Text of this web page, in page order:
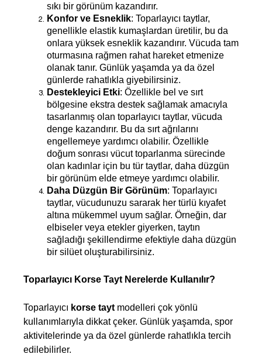
sıkı bir görünüm kazandırır.
Konfor ve Esneklik: Toparlayıcı taytlar,
genellikle elastik kumaşlardan üretilir, bu da
onlara yüksek esneklik kazandırır. Vücuda tam
oturmasına rağmen rahat hareket etmenize
olanak tanır. Günlük yaşamda ya da özel
günlerde rahatlıkla giyebilirsiniz.
Destekleyici Etki: Özellikle bel ve sırt
bölgesine ekstra destek sağlamak amacıyla
tasarlanmış olan toparlayıcı taytlar, vücuda
denge kazandırır. Bu da sırt ağrılarını
engellemeye yardımcı olabilir. Özellikle
doğum sonrası vücut toparlanma sürecinde
olan kadınlar için bu tür taytlar, daha düzgün
bir görünüm elde etmeye yardımcı olabilir.
Daha Düzgün Bir Görünüm: Toparlayıcı
taytlar, vücudunuzu sararak her türlü kıyafet
altına mükemmel uyum sağlar. Örneğin, dar
elbiseler veya etekler giyerken, taytın
sağladığı şekillendirme efektiyle daha düzgün
bir silüet oluşturabilirsiniz.
Toparlayıcı Korse Tayt Nerelerde Kullanılır?
Toparlayıcı korse tayt modelleri çok yönlü
kullanımlarıyla dikkat çeker. Günlük yaşamda, spor
aktivitelerinde ya da özel günlerde rahatlıkla tercih
edilebilirler.